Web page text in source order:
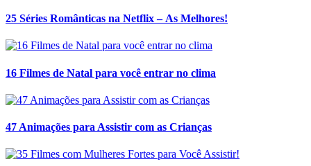
25 Séries Românticas na Netflix – As Melhores!
16 Filmes de Natal para você entrar no clima
47 Animações para Assistir com as Crianças